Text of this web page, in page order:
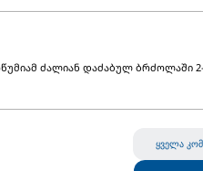
ძალიან დაძაბულ ბრძოლაში
ყველა